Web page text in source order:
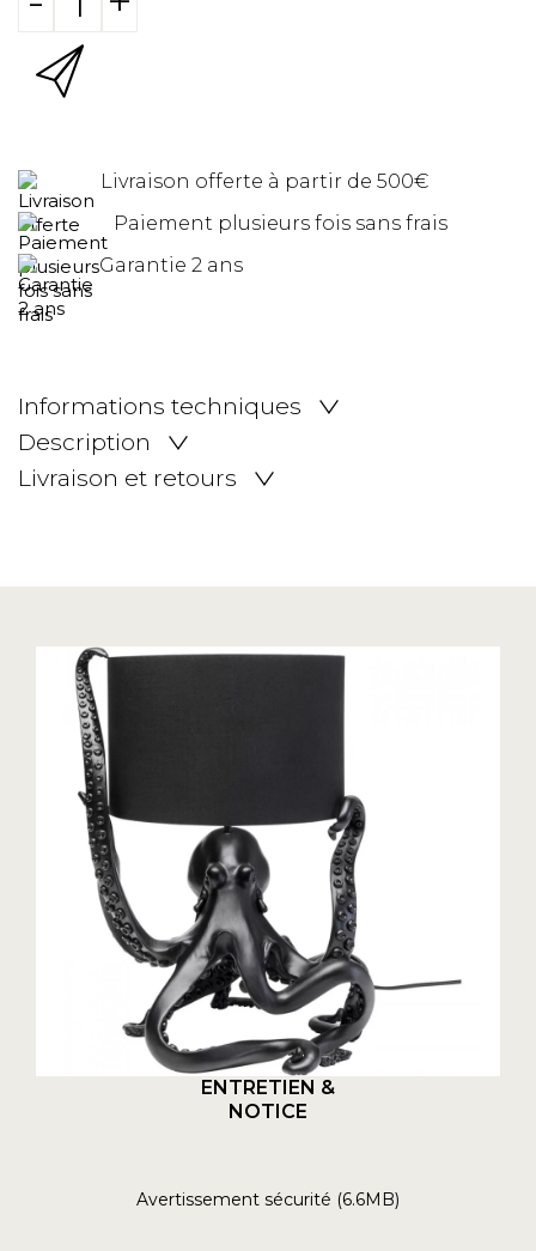
Livraison offerte à partir de 500€
Paiement plusieurs fois sans frais
Garantie 2 ans
Informations techniques
Description
Livraison et retours
ENTRETIEN &
NOTICE
Avertissement sécurité (6.6MB)